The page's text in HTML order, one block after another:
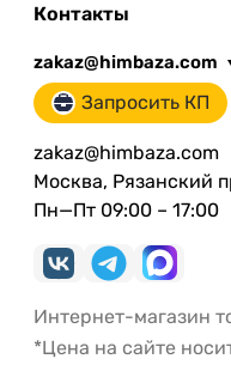
Контакты
zakaz@himbaza.com
Запросить КП
zakaz@himbaza.com
Москва, Рязанский
Пн—Пт 09:00 – 17:00
Интернет-магазин
*Цена на сайте